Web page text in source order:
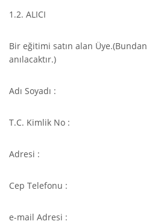
1.2. ALICI
Bir eğitimi satın alan Üye.(Bundan
anılacaktır.)
Adı Soyadı :
T.C. Kimlik No :
Adresi :
Cep Telefonu :
e-mail Adresi :